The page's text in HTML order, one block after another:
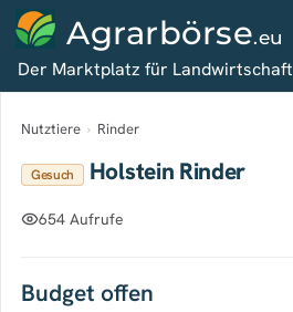
Agrarbörse.eu
Der Marktplatz für Landwirtschaft
Nutztiere › Rinder
Gesuch Holstein Rinder
654 Aufrufe
Budget offen